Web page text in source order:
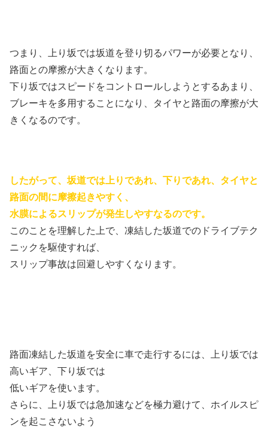
つまり、上り坂では坂道を登り切るパワーが必要となり、
路面との摩擦が大きくなります。
下り坂ではスピードをコントロールしようとするあまり、
ブレーキを多用することになり、タイヤと路面の摩擦が大
きくなるのです。
したがって、坂道では上りであれ、下りであれ、タイヤと
路面の間に摩擦起きやすく、
水膜によるスリップが発生しやすなるのです。
このことを理解した上で、凍結した坂道でのドライブテク
ニックを駆使すれば、
スリップ事故は回避しやすくなります。
路面凍結した坂道を安全に車で走行するには、上り坂では
高いギア、下り坂では
低いギアを使います。
さらに、上り坂では急加速などを極力避けて、ホイルスピ
ンを起こさないよう